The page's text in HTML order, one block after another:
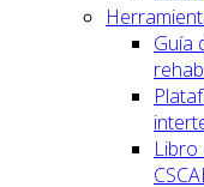
Guía
Libro